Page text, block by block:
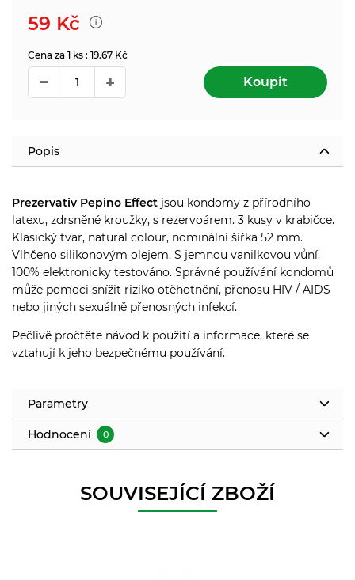
59 Kč
Cena za 1 ks : 19.67 Kč
Koupit
Popis
Prezervativ Pepino Effect jsou kondomy z přírodního
latexu, zdrsněné kroužky, s rezervoárem. 3 kusy v krabičce.
Klasický tvar, natural colour, nominální šířka 52 mm.
Vlhčeno silikonovým olejem. S jemnou vanilkovou vůní.
100% elektronicky testováno. Správné používání kondomů
může pomoci snížit riziko otěhotnění, přenosu HIV / AIDS
nebo jiných sexuálně přenosných infekcí.
Pečlivě pročtěte návod k použití a informace, které se
vztahují k jeho bezpečnému používání.
Parametry
Hodnocení 0
SOUVISEJÍCÍ ZBOŽÍ